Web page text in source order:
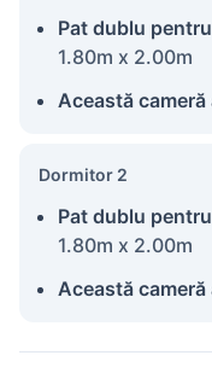
Pat dublu
1.80m x 2.00m
Această
Dormitor 2
Pat dublu
1.80m x 2.00m
Această